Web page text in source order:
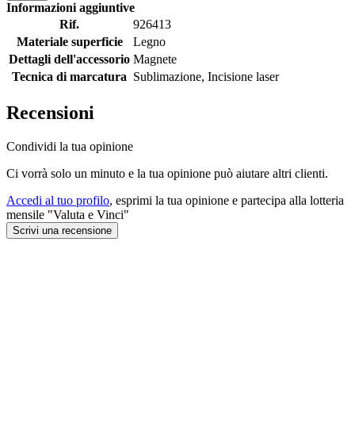
Informazioni aggiuntive
Rif.
926413
Materiale superficie
Legno
Dettagli dell'accessorio Magnete
Tecnica di marcatura Sublimazione, Incisione laser
Recensioni
Condividi la tua opinione
Ci vorrà solo un minuto e la tua opinione può aiutare altri clienti.
Accedi al tuo profilo, esprimi la tua opinione e partecipa alla lotteria
mensile "Valuta e Vinci"
Scrivi una recensione